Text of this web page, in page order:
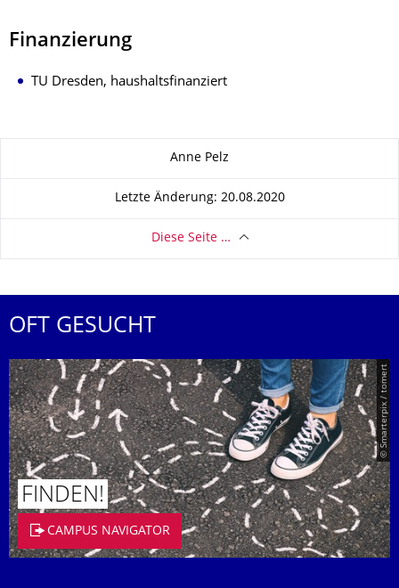
Finanzierung
TU Dresden, haushaltsfinanziert
Anne Pelz
Letzte Änderung: 20.08.2020
Diese Seite …
OFT GESUCHT
© Smarterpix / tomert
FINDEN!
CAMPUS NAVIGATOR